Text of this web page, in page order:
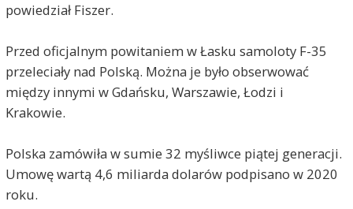
powiedział Fiszer.
Przed oficjalnym powitaniem w Łasku samoloty F-35
przeleciały nad Polską. Można je było obserwować
między innymi w Gdańsku, Warszawie, Łodzi i
Krakowie.
Polska zamówiła w sumie 32 myśliwce piątej generacji.
Umowę wartą 4,6 miliarda dolarów podpisano w 2020
roku.